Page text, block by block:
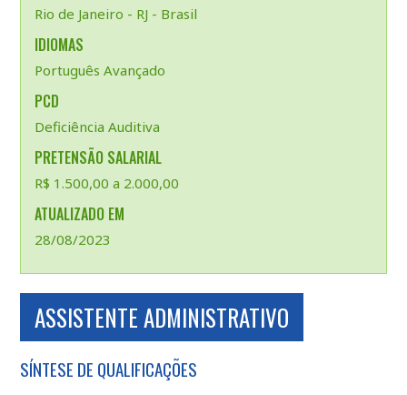
Rio de Janeiro - RJ - Brasil
IDIOMAS
Português Avançado
PCD
Deficiência Auditiva
PRETENSÃO SALARIAL
R$ 1.500,00 a 2.000,00
ATUALIZADO EM
28/08/2023
ASSISTENTE ADMINISTRATIVO
SÍNTESE DE QUALIFICAÇÕES